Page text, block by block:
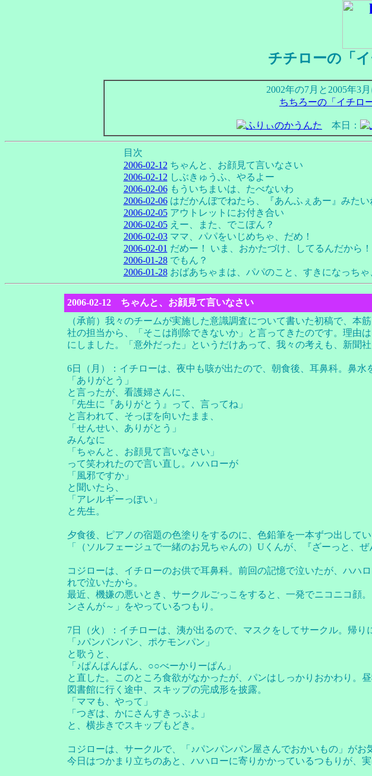
チチローの「
2002年の7月と2005年3
ちちろーの「イチロ
本日：
目次
2006-02-12 ちゃんと、お顔見て言いなさい
2006-02-12 しぶきゅうふ、やるよー
2006-02-06もういちまいは、たべないわ
2006-02-06はだかんぼでねたら、『あんふぇあー』みたい
2006-02-05アウトレットにお付き合い
2006-02-05えー、また、でこぽん？
2006-02-03ママ、パパをいじめちゃ、だめ！
2006-02-01 だめー！ いま、おかたづけ、してるんだから！
2006-01-28でもん？
2006-01-28おばあちゃまは、パパのこと、すきになっちゃ
2006-02-12 ちゃんと、お顔見て言いなさい
（承前）我々のチームが実施した意識調査について書いた初稿で、
社の担当から、「そこは削除できないか」と言ってきたのです。理由
にしました。「意外だった」というだけあって、我々の考えも、新聞
6日（月）：イチローは、夜中も咳が出たので、朝食後、耳鼻科。鼻
「ありがとう」
と言ったが、看護婦さんに、
「先生に『ありがとう』って、言ってね」
と言われて、そっぽを向いたまま、
「せんせい、ありがとう」
みんなに
「ちゃんと、お顔見て言いなさい」
って笑われたので言い直し。ハハローが
「風邪ですか」
と聞いたら、
「アレルギーっぽい」
と先生。
夕食後、ピアノの宿題の色塗りをするのに、色鉛筆を一本ずつ出して
「（ソルフェージュで一緒のお兄ちゃんの）Uくんが、『ざーっと、
コジローは、イチローのお供で耳鼻科。前回の記憶で泣いたが、ハハ
れで泣いたから。
最近、機嫌の悪いとき、サークルごっこをすると、一発でニコニコ顔
ンさんが～」をやっているつもり。
7日（火）：イチローは、洟が出るので、マスクをしてサークル。帰り
「♪パンパンパン、ポケモンパン」
と歌うと、
「♪ぱんぱんぱん、○○べーかりーぱん」
と直した。このところ食欲がなかったが、パンはしっかりおかわり。
図書館に行く途中、スキップの完成形を披露。
「ママも、やって」
「つぎは、かにさんすきっぷよ」
と、横歩きでスキップもどき。
コジローは、サークルで、「♪パンパンパン屋さんでおかいもの」が
今日はつかまり立ちのあと、ハハローに寄りかかっているつもりが、